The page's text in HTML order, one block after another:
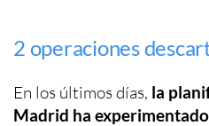
2 operaciones
En los últimos días, la
Madrid ha